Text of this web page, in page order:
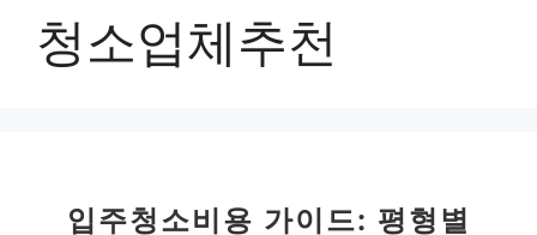
청소업체추천
입주청소비용 가이드: 평형별